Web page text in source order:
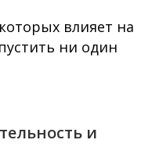
влияет на
ни один
и